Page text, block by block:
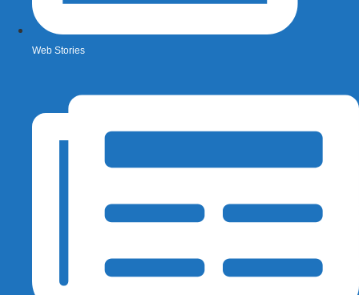
Web Stories